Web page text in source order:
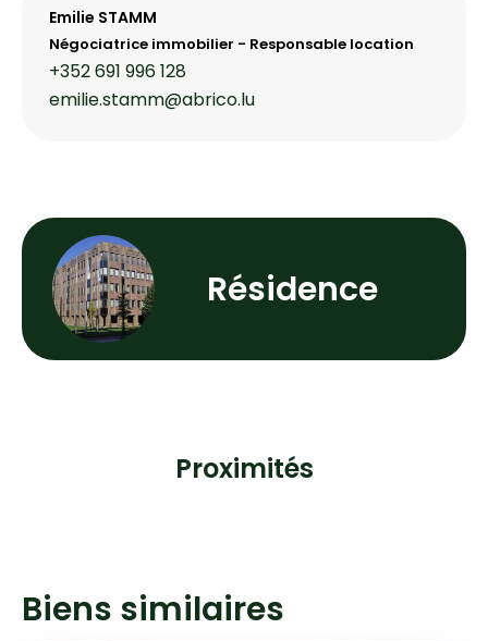
Emilie STAMM
Négociatrice immobilier - Responsable location
+352 691 996 128
emilie.stamm@abrico.lu
Résidence
Proximités
Biens similaires